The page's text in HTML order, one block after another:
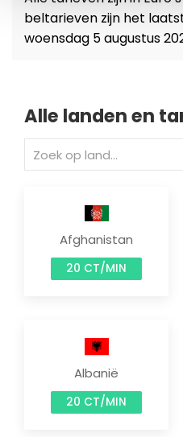
beltarieven zijn het
woensdag 5 augustus
Alle landen en
Afghanistan
20 CT/MIN
Albanië
20 CT/MIN